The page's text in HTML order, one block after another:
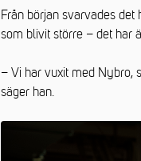
Från början svarvades
som blivit större – det har
– Vi har vuxit med Nybro,
säger han.